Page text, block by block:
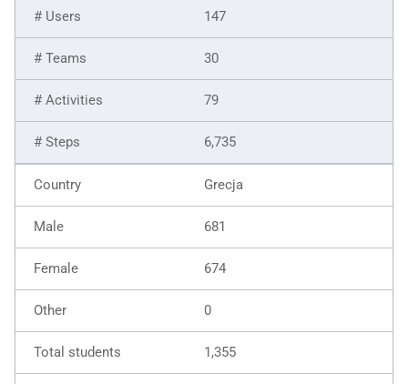
147
30
79
6,735
Grecja
681
674
0
1,355